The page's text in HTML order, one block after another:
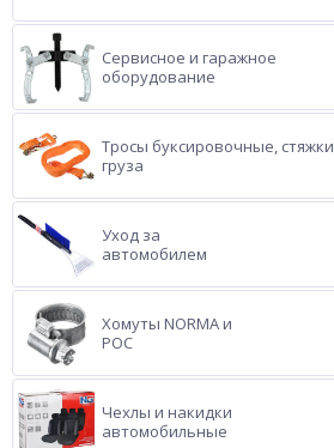
Сервисное и гаражное
оборудование
Тросы буксировочные, стяжки
груза
Уход за
автомобилем
Хомуты NORMA и
РОС
Чехлы и накидки
автомобильные